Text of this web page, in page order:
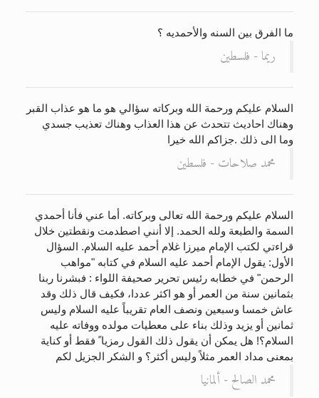
ما الفرق بين السنه والأحمديه ؟
ريما - فلسطين
السلام عليكم ورحمة الله وبركاته سؤالي هو ما هو عذاب القبر
وهناك احاديث تتحدث عن هذا العذاب وهناك تعذيب جسدي
وما الى ذلك .جزاكم الله خيرا
محمد صلاحات - فلسطين
السلام عليكم ورحمة الله تعالى وبركاته. أما عني فأنا أحمدي
السمة والطبعة ولله الحمد. إلا أنني اصطدمت ونقطتين خلال
قراءتي لكتب الإمام ميرزا غلام أحمد عليه السلام. السؤال
الأول: يقول الإمام أحمد عليه السلام في كتابه "مواهب
الرحمن" في خطابه رئيس تحرير صحيفة اللواء : فبشرنا ربنا
بثمانين سنة من العمر أو هو اكثر عددا، فكيف قال ذلك وقد
عاش خمسا وسبعين ونصف العام تقريباً عليه السلام وليس
ثمانين أو يزيد وذلك بناء على معطيات مولده ووفاته عليه
السلام؟! هل يمكن أن يقول ذلك القول رمزيا ً فقط أو كناية
بمعنى مداد العمر مثلاً وليس أكثر؟ و الشكر الجزيل لكم
محمد الصالح - ألمانيا